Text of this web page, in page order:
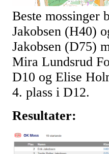
Beste mossinger
Jakobsen (H40)
Jakobsen (D75)
Mira Lundsrud
D10 og Elise
4. plass i D12.
Resultater: